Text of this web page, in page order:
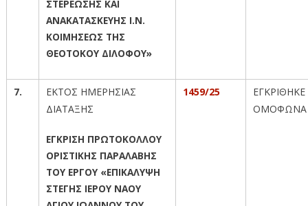
ΣΤΕΡΕΩΣΗΣ ΚΑΙ
ΑΝΑΚΑΤΑΣΚΕΥΗΣ Ι.Ν.
ΚΟΙΜΗΣΕΩΣ ΤΗΣ
ΘΕΟΤΟΚΟΥ ΔΙΛΟΦΟΥ»
7.
ΕΚΤΟΣ ΗΜΕΡΗΣΙΑΣ
ΔΙΑΤΑΞΗΣ
ΕΓΚΡΙΣΗ ΠΡΩΤΟΚΟΛΛΟΥ
ΟΡΙΣΤΙΚΗΣ ΠΑΡΑΛΑΒΗΣ
ΤΟΥ ΕΡΓΟΥ «ΕΠΙΚΑΛΥΨΗ
ΣΤΕΓΗΣ ΙΕΡΟΥ ΝΑΟΥ
1459/25
ΕΓΚΡΙΘΗΚΕ
ΟΜΟΦΩΝΑ